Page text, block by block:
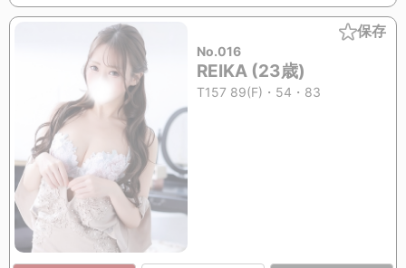
保存
No.016
REIKA (23歳)
T157 89(F)・54・83